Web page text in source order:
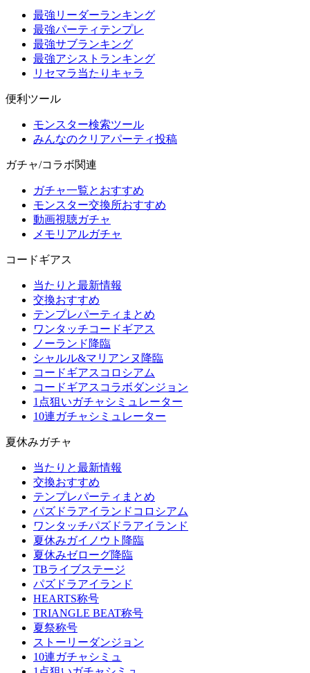
最強リーダーランキング
最強パーティテンプレ
最強サブランキング
最強アシストランキング
リセマラ当たりキャラ
便利ツール
モンスター検索ツール
みんなのクリアパーティ投稿
ガチャ/コラボ関連
ガチャ一覧とおすすめ
モンスター交換所おすすめ
動画視聴ガチャ
メモリアルガチャ
コードギアス
当たりと最新情報
交換おすすめ
テンプレパーティまとめ
ワンタッチコードギアス
ノーランド降臨
シャルル&マリアンヌ降臨
コードギアスコロシアム
コードギアスコラボダンジョン
1点狙いガチャシミュレーター
10連ガチャシミュレーター
夏休みガチャ
当たりと最新情報
交換おすすめ
テンプレパーティまとめ
パズドラアイランドコロシアム
ワンタッチパズドラアイランド
夏休みガイノウト降臨
夏休みゼローグ降臨
TBライブステージ
パズドラアイランド
HEARTS称号
TRIANGLE BEAT称号
夏祭称号
ストーリーダンジョン
10連ガチャシミュ